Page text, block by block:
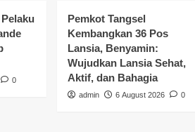
0
Pemkot Tangsel
Kembangkan 36 Pos
Lansia, Benyamin:
Wujudkan Lansia Sehat,
Aktif, dan Bahagia
admin 6 August 2026 0